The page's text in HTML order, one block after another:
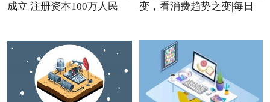
成立 注册资本100万人民
变，看消费趋势之变|每日